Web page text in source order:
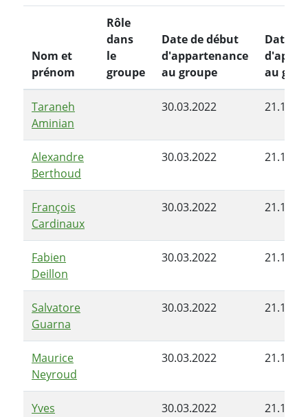
Nom et
prénom
Rôle
dans
le
groupe
Date de début
d'appartenance
au groupe
Date
au
Taraneh
Aminian
30.03.2022
Alexandre
Berthoud
30.03.2022
François
Cardinaux
30.03.2022
Fabien
Deillon
30.03.2022
Salvatore
Guarna
30.03.2022
Maurice
Neyroud
30.03.2022
Yves
30.03.2022